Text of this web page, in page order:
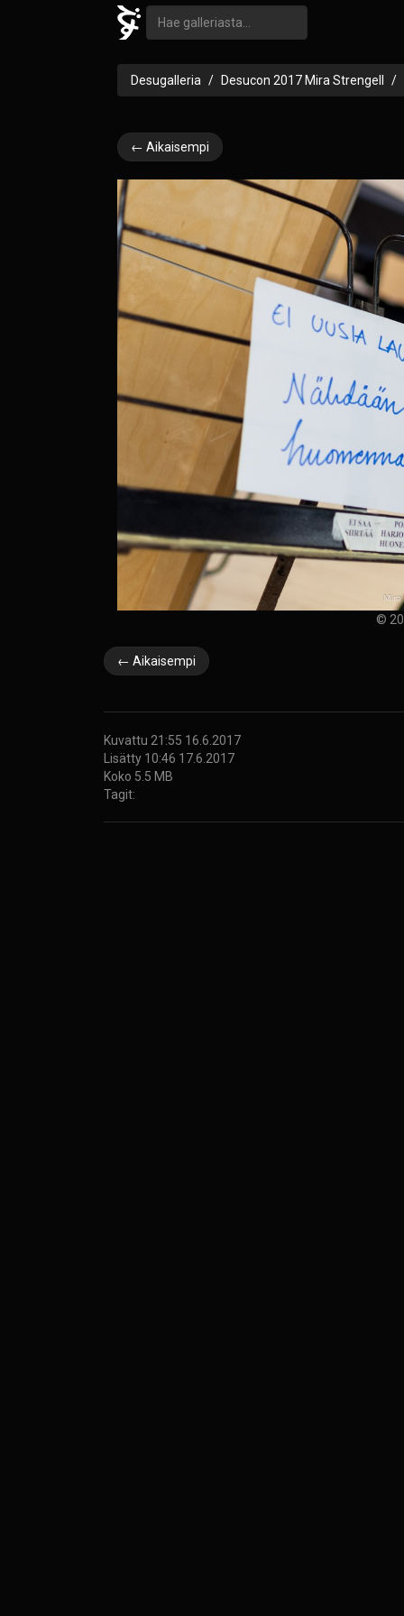
Desugalleria Desucon 2017 Mira Strengell
← Aikaisempi
©
← Aikaisempi
Kuvattu 21:55 16.6.2017
Lisätty 10:46 17.6.2017
Koko 5.5 MB
Tagit: